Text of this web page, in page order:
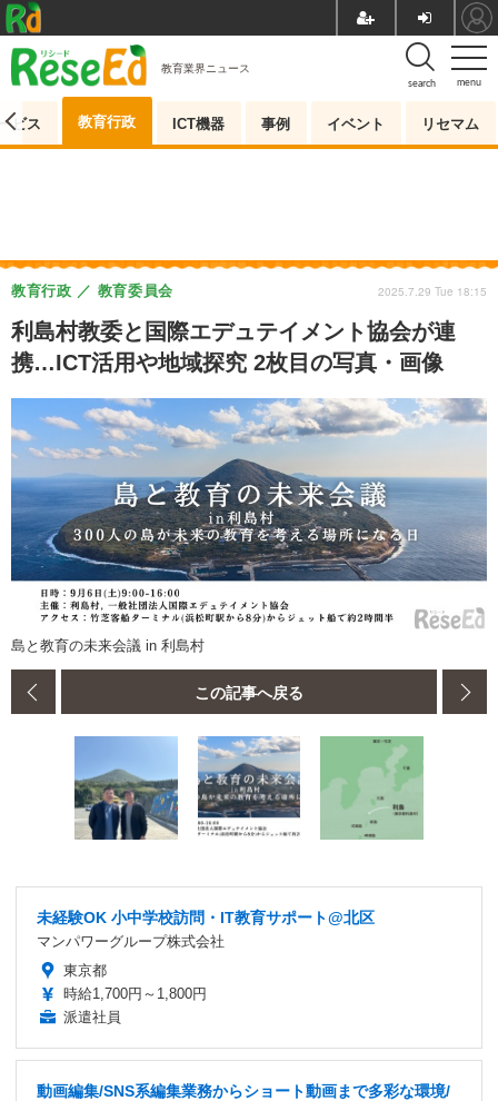
menu
search
教育業界ニュース
ビス 教育行政 ICT機器 事例 イベント リセマム
利島村教委と国際エデュテイメント協会が連
携…ICT活用や地域探究 2枚目の写真・画像
教育行政 教育委員会 2025.7.29 Tue 18:15
島と教育の未来会議 in 利島村
この記事へ戻る
未経験OK 小中学校訪問・IT教育サポート@北区
マンパワーグループ株式会社
東京都
時給1,700円～1,800円
派遣社員
動画編集/SNS系編集業務からショート動画まで多彩な環境/